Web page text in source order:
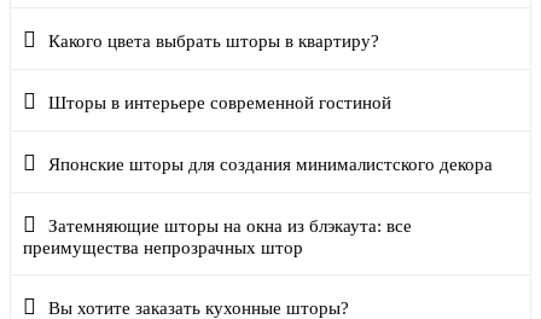
Какого цвета выбрать шторы в квартиру?
Шторы в интерьере современной гостиной
Японские шторы для создания минималистского декора
Затемняющие шторы на окна из блэкаута: все
преимущества непрозрачных штор
Вы хотите заказать кухонные шторы?